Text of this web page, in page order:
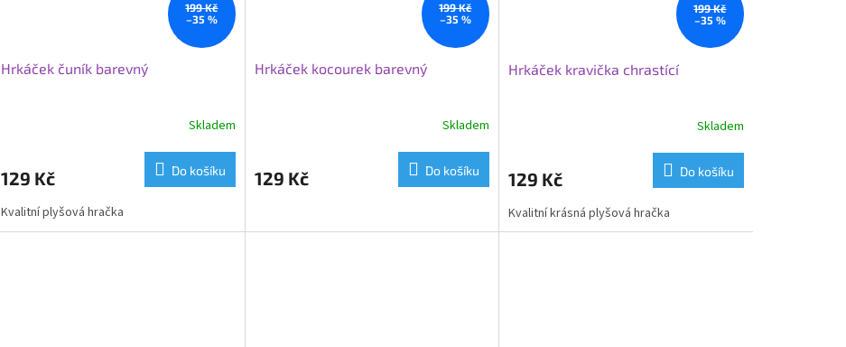
199 Kč
–35 %
Hrkáček čuník barevný
Skladem
129 Kč Do košíku
Kvalitní plyšová hračka
199 Kč
–35 %
Hrkáček kocourek barevný
Skladem
129 Kč Do košíku
199 Kč
–35 %
Hrkáček kravička chrastící
Skladem
129 Kč Do košíku
Kvalitní krásná plyšová hračka